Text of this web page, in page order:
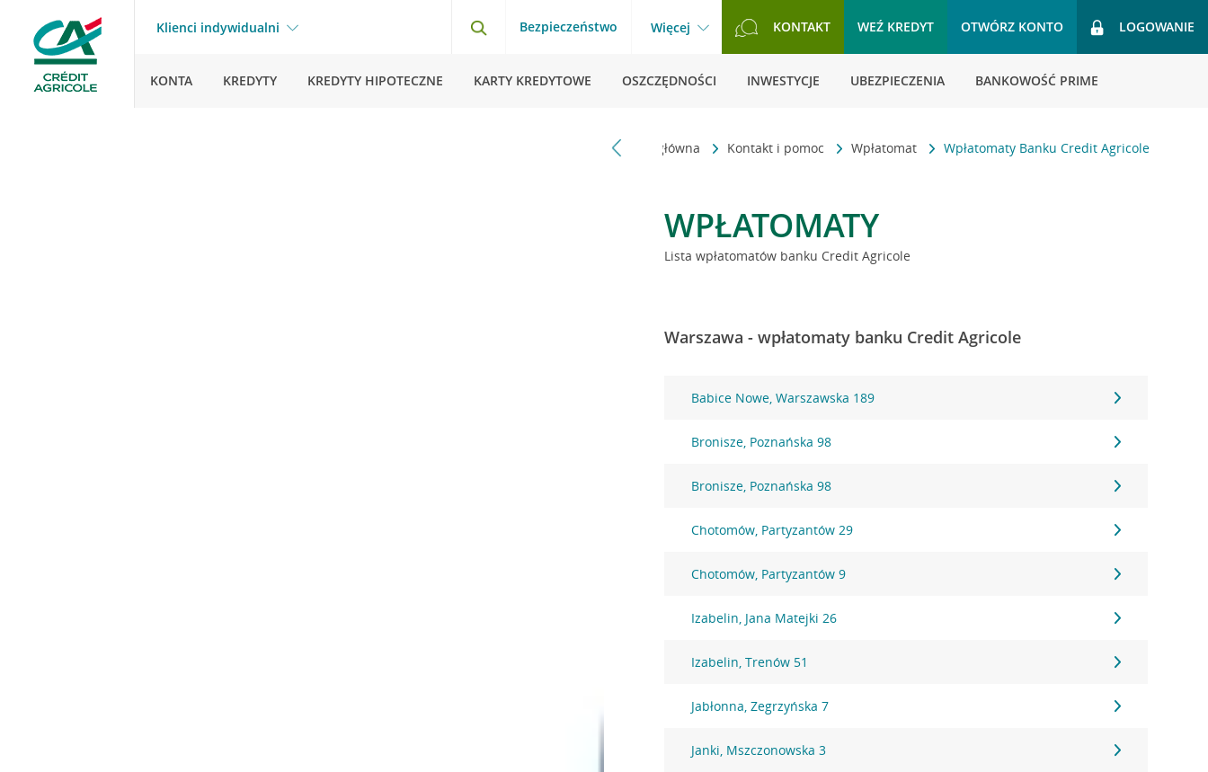
Klienci indywidualni Bezpieczeństwo Więcej KONTAKT WEŹ KREDYT OTWÓRZ KONTO LOGOWANIE
KONTA KREDYTY KREDYTY HIPOTECZNE KARTY KREDYTOWE OSZCZĘDNOŚCI INWESTYCJE UBEZPIECZENIA BANKOWOŚĆ PRIME
Strona główna Kontakt i pomoc Wpłatomat Wpłatomaty Banku Credit Agricole
WPŁATOMATY
Lista wpłatomatów banku Credit Agricole
Warszawa - wpłatomaty banku Credit Agricole
Babice Nowe, Warszawska 189
Bronisze, Poznańska 98
Bronisze, Poznańska 98
Chotomów, Partyzantów 29
Chotomów, Partyzantów 9
Izabelin, Jana Matejki 26
Izabelin, Trenów 51
Jabłonna, Zegrzyńska 7
Janki, Mszczonowska 3